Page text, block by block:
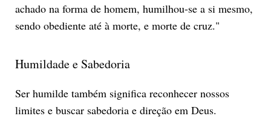
achado na forma de homem, humilhou-se a si mesmo,
sendo obediente até à morte, e morte de cruz."
Humildade e Sabedoria
Ser humilde também significa reconhecer nossos
limites e buscar sabedoria e direção em Deus.